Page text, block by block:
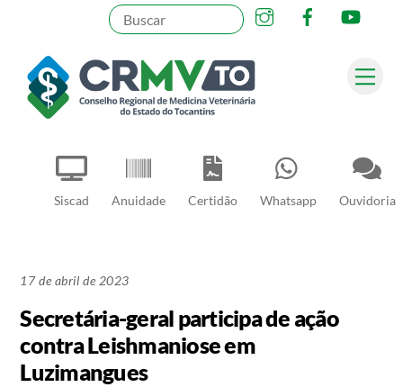
content
Siscad Anuidade Certidão Whatsapp Ouvidoria
InstagramFacebook
Pesquisar
17 de abril de 2023
Secretária-geral participa de ação
contra Leishmaniose em
Luzimangues